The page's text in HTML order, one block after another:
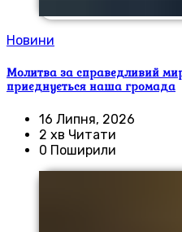
Новини
Молитва за справедливий
приєднується наша громада
16 Липня, 2026
2 хв Читати
0 Поширили